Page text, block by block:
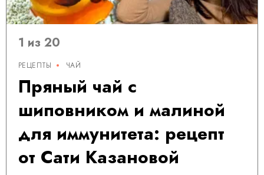
1 из 20
РЕЦЕПТЫ ЧАЙ
Пряный чай с
шиповником и малиной
для иммунитета: рецепт
от Сати Казановой